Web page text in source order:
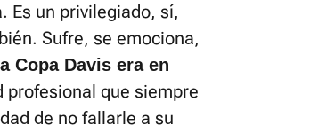
Es un privilegiado, sí,
Sufre, se emociona,
Copa Davis era en
profesional que siempre
de no fallarle a su